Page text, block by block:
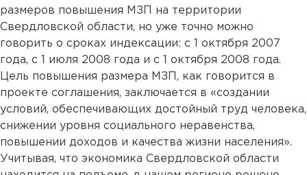
размеров повышения МЗП на территории
Свердловской области, но уже точно можно
говорить о сроках индексации: с 1 октября 2007
года, с 1 июля 2008 года и с 1 октября 2008 года.
Цель повышения размера МЗП, как говорится в
проекте соглашения, заключается в «создании
условий, обеспечивающих достойный труд человека,
снижении уровня социального неравенства,
повышении доходов и качества жизни населения».
Учитывая, что экономика Свердловской области